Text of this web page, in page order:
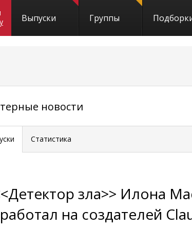
Выпуски Группы
новости
Статистика
зла>> Илона
на создателей